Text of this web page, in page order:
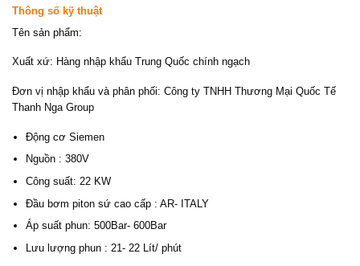
Thông số kỹ thuật
Tên sản phẩm:
Xuất xứ: Hàng nhập khẩu Trung Quốc chính ngạch
Đơn vị nhập khẩu và phân phối: Công ty TNHH Thương Mại Quốc Tế
Thanh Nga Group
Động cơ Siemen
Nguồn : 380V
Công suất: 22 KW
Đầu bơm piton sứ cao cấp : AR- ITALY
Áp suất phun: 500Bar- 600Bar
Lưu lượng phun : 21- 22 Lít/ phút